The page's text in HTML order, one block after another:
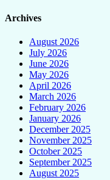
Archives
August 2026
July 2026
June 2026
May 2026
April 2026
March 2026
February 2026
January 2026
December 2025
November 2025
October 2025
September 2025
August 2025